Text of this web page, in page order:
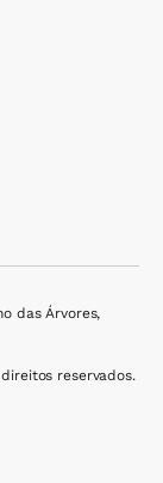
das Árvores,
reservados.